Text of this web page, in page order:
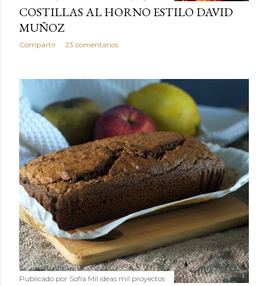
COSTILLAS AL HORNO ESTILO DAVID
MUÑOZ
Compartir 23 comentarios
Publicado por Sofía Mil ideas mil proyectos